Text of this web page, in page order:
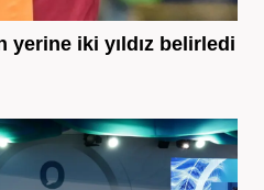
yerine iki yıldız belirledi